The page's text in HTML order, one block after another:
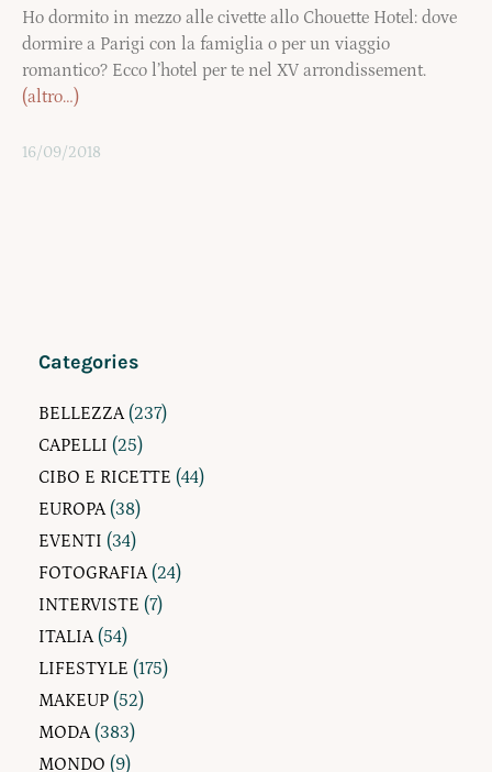
Ho dormito in mezzo alle civette allo Chouette Hotel: dove
dormire a Parigi con la famiglia o per un viaggio
romantico? Ecco l’hotel per te nel XV arrondissement.
(altro…)
16/09/2018
Categories
BELLEZZA(237)
CAPELLI (25)
CIBO E RICETTE (44)
EUROPA(38)
EVENTI (34)
FOTOGRAFIA(24)
INTERVISTE (7)
ITALIA(54)
LIFESTYLE (175)
MAKEUP (52)
MODA(383)
MONDO (9)